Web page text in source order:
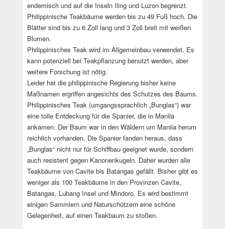
endemisch und auf die Inseln Iling und Luzon begrenzt.
Philippinische Teakbäume werden bis zu 49 Fuß hoch. Die
Blätter sind bis zu 6 Zoll lang und 3 Zoll breit mit weißen
Blumen.
Philippinisches Teak wird im Allgemeinbau verwendet. Es
kann potenziell bei Teakpflanzung benutzt werden, aber
weitere Forschung ist nötig.
Leider hat die philippinische Regierung bisher keine
Maßnamen ergriffen angesichts des Schutzes des Baums.
Philippinisches Teak (umgangssprachlich „Bunglas“) war
eine tolle Entdeckung für die Spanier, die in Manila
ankamen. Der Baum war in den Wäldern um Manila herum
reichlich vorhanden. Die Spanier fanden heraus, dass
„Bunglas“ nicht nur für Schiffbau geeignet wurde, sondern
auch resistent gegen Kanonenkugeln. Daher wurden alle
Teakbäume von Cavite bis Batangas gefällt. Bisher gibt es
weniger als 100 Teakbäume in den Provinzen Cavite,
Batangas, Lubang Insel und Mindoro. Es wird bestimmt
einigen Sammlern und Naturschützern eine schöne
Gelegenheit, auf einen Teakbaum zu stoßen.